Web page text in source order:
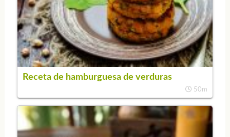
Receta de hamburguesa de verduras
50m